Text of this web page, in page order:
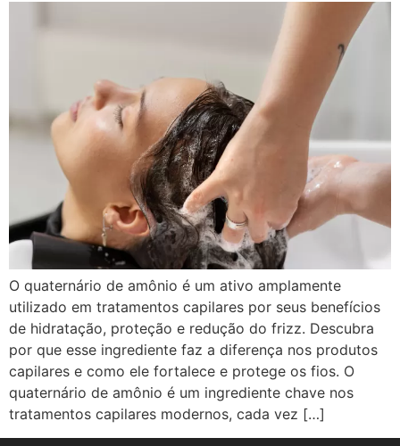
O quaternário de amônio é um ativo amplamente
utilizado em tratamentos capilares por seus benefícios
de hidratação, proteção e redução do frizz. Descubra
por que esse ingrediente faz a diferença nos produtos
capilares e como ele fortalece e protege os fios. O
quaternário de amônio é um ingrediente chave nos
tratamentos capilares modernos, cada vez […]